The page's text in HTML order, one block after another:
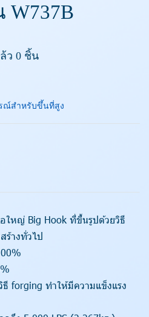
ว 0 ชิ้น
ณ์สำหรับขึ้นที่สูง
ใหญ่ Big Hook ที่ขึ้นรูปด้วยวิธี
ร้างทั่วไป
forging ทำให้มีความแข็งแรง